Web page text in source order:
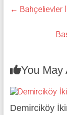
← Bahçelievler
You May
Demirciköy